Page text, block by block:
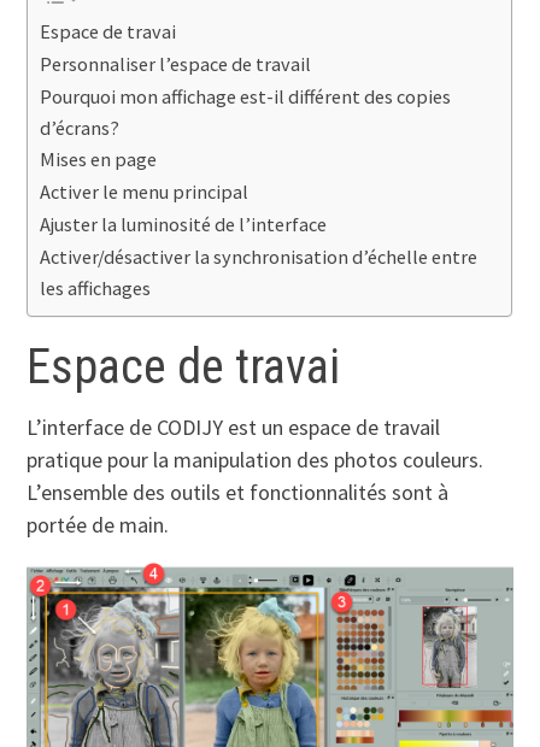
Espace de travai
Personnaliser l’espace de travail
Pourquoi mon affichage est-il différent des copies
d’écrans?
Mises en page
Activer le menu principal
Ajuster la luminosité de l’interface
Activer/désactiver la synchronisation d’échelle entre
les affichages
Espace de travai
L’interface de CODIJY est un espace de travail
pratique pour la manipulation des photos couleurs.
L’ensemble des outils et fonctionnalités sont à
portée de main.